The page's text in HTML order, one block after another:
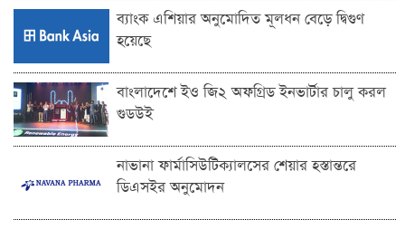
ব্যাংক এশিয়ার অনুমোদিত মূলধন বেড়ে দ্বিগুণ
হয়েছে
বাংলাদেশে ইও জি২ অফগ্রিড ইনভার্টার চালু করল
গুডউই
নাভানা ফার্মাসিউটিক্যালসের শেয়ার হস্তান্তরে
ডিএসইর অনুমোদন